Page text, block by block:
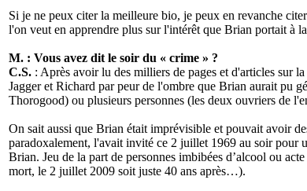
Si je ne peux citer la meilleure bio, je peux en revanche
l'on veut en apprendre plus sur l'intérêt que Brian portait à
M. : Vous avez dit le soir du « crime » ?
C.S. : Après avoir lu des milliers de pages et d'articles sur
Jagger et Richard par peur de l'ombre que Brian aurait pu
Thorogood) ou plusieurs personnes (les deux ouvriers de
On sait aussi que Brian était imprévisible et pouvait avoir
paradoxalement, l'avait invité ce 2 juillet 1969 au soir pour
Brian. Jeu de la part de personnes imbibées d’alcool ou
mort, le 2 juillet 2009 soit juste 40 ans après…).